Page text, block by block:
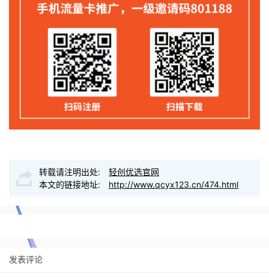
转载请注明出处:
轻创优选官网
本文的链接地址:
http://www.qcyx123.cn/474.html
发表评论